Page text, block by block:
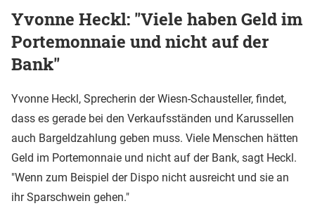
Yvonne Heckl: "Viele haben Geld im
Portemonnaie und nicht auf der
Bank"
Yvonne Heckl, Sprecherin der Wiesn-Schausteller, findet,
dass es gerade bei den Verkaufsständen und Karussellen
auch Bargeldzahlung geben muss. Viele Menschen hätten
Geld im Portemonnaie und nicht auf der Bank, sagt Heckl.
"Wenn zum Beispiel der Dispo nicht ausreicht und sie an
ihr Sparschwein gehen."